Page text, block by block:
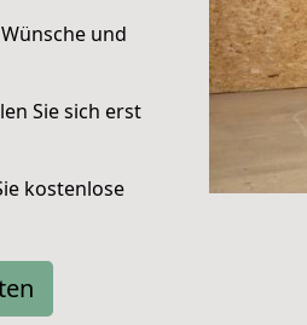
und
Sie sich erst
kostenlose